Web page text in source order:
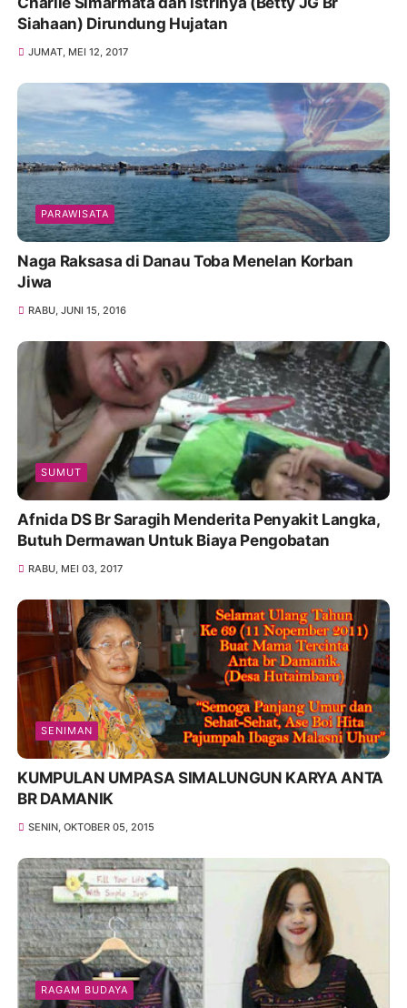
Siahaan) Dirundung Hujatan
JUMAT, MEI 12, 2017
PARAWISATA
Naga Raksasa di Danau Toba Menelan Korban
Jiwa
RABU, JUNI 15, 2016
SUMUT
Afnida DS Br Saragih Menderita Penyakit Langka,
Butuh Dermawan Untuk Biaya Pengobatan
RABU, MEI 03, 2017
SENIMAN
KUMPULAN UMPASA SIMALUNGUN KARYA ANTA
BR DAMANIK
SENIN, OKTOBER 05, 2015
RAGAM BUDAYA